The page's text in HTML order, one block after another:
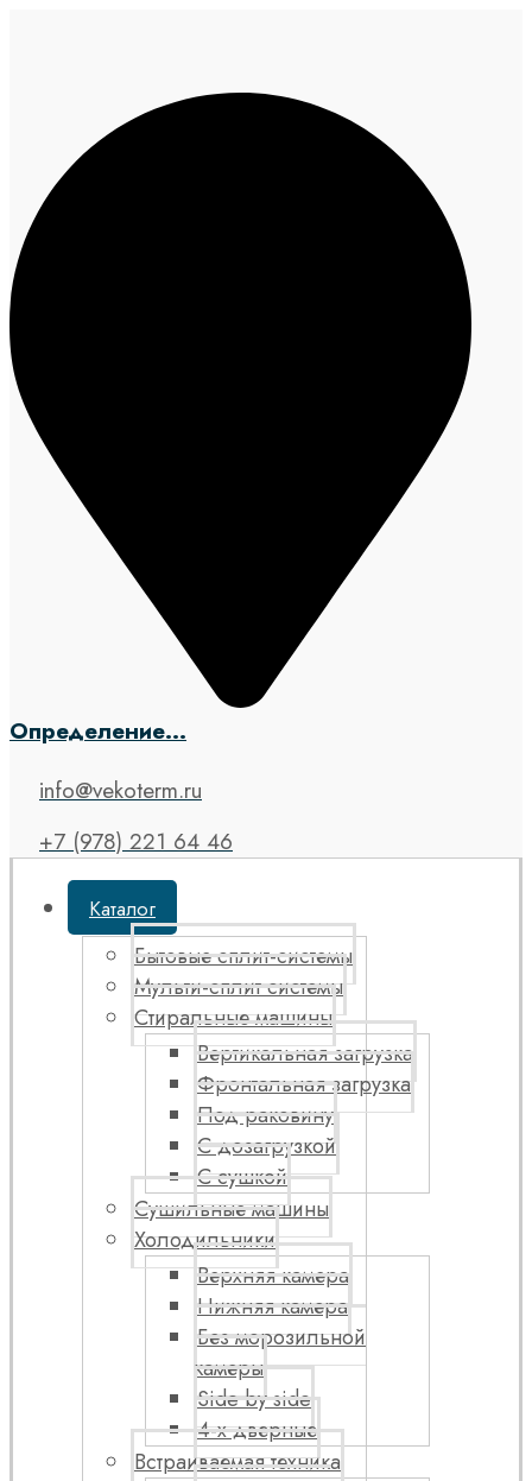
Определение...
info@vekoterm.ru
+7 (978) 221 64 46
Каталог
Бытовые сплит-системы
Мульти-сплит системы
Стиральные машины
Вертикальная загрузка
Фронтальная загрузка
Под раковину
С дозагрузкой
С сушкой
Сушильные машины
Холодильники
Верхняя камера
Нижняя камера
Без морозильной
камеры
Side by side
4-х дверные
Встраиваемая техника